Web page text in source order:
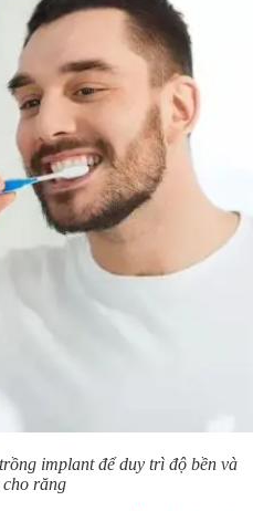
implant để duy trì độ bền và
răng